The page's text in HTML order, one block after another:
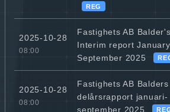
REG
2025-10-28
08:00
Fastighets AB
Interim report
September 2025
2025-10-28
08:00
Fastighets AB
delårsrapport januari-
september 2025